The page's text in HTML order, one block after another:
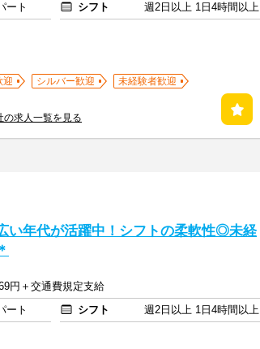
ート シフト
週2日以上 1日4時間以上
迎 シルバー歓迎
未経験者歓迎
の求人一覧を見る
い年代が活躍中！シフトの柔軟性◎未経
円＋交通費規定支給
ート シフト
週2日以上 1日4時間以上